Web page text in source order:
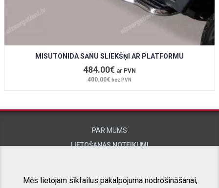
MISUTONIDA SĀNU SLIEKŠŅI AR PLATFORMU
484.00€ ar PVN
400.00€ bez PVN
PAR MUMS
LIETOŠANAS NOTEIKUMI
Mēs lietojam sīkfailus pakalpojuma nodrošināšanai,